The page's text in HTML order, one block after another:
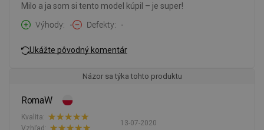
Milo a ja som si tento model kúpil – je super!
Výhody
- Defekty -
Ukážte pôvodný komentár
Názor sa týka tohto produktu
RomaW
13-07-2020
Kvalita:
Vzhľad: